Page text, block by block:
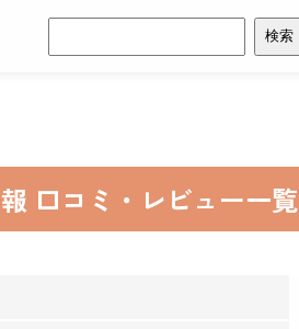
索:
口コミ・レビュー一覧